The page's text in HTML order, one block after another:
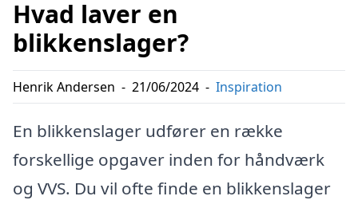
Hvad laver en
blikkenslager?
Henrik Andersen - 21/06/2024 - Inspiration
En blikkenslager udfører en række
forskellige opgaver inden for håndværk
og VVS. Du vil ofte finde en blikkenslager